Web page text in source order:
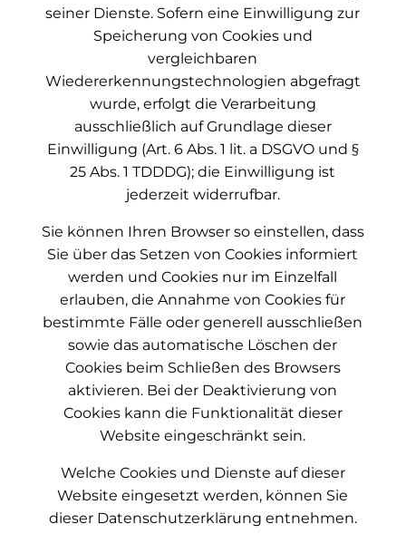
seiner Dienste. Sofern eine Einwilligung zur
Speicherung von Cookies und
vergleichbaren
Wiedererkennungstechnologien abgefragt
wurde, erfolgt die Verarbeitung
ausschließlich auf Grundlage dieser
Einwilligung (Art. 6 Abs. 1 lit. a DSGVO und §
25 Abs. 1 TDDDG); die Einwilligung ist
jederzeit widerrufbar.
Sie können Ihren Browser so einstellen, dass
Sie über das Setzen von Cookies informiert
werden und Cookies nur im Einzelfall
erlauben, die Annahme von Cookies für
bestimmte Fälle oder generell ausschließen
sowie das automatische Löschen der
Cookies beim Schließen des Browsers
aktivieren. Bei der Deaktivierung von
Cookies kann die Funktionalität dieser
Website eingeschränkt sein.
Welche Cookies und Dienste auf dieser
Website eingesetzt werden, können Sie
dieser Datenschutzerklärung entnehmen.